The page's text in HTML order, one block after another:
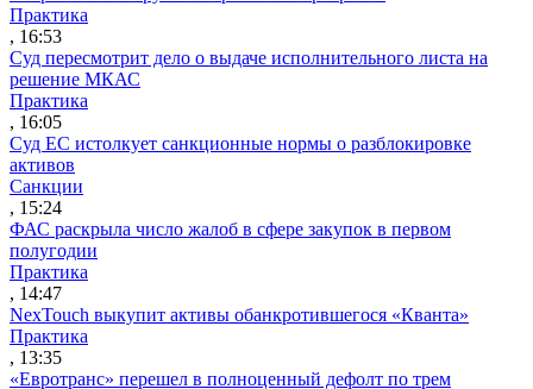
Практика
, 16:53
Суд пересмотрит дело о выдаче исполнительного листа на
решение МКАС
Практика
, 16:05
Суд ЕС истолкует санкционные нормы о разблокировке
активов
Санкции
, 15:24
ФАС раскрыла число жалоб в сфере закупок в первом
полугодии
Практика
, 14:47
NexTouch выкупит активы обанкротившегося «Кванта»
Практика
, 13:35
«Евротранс» перешел в полноценный дефолт по трем